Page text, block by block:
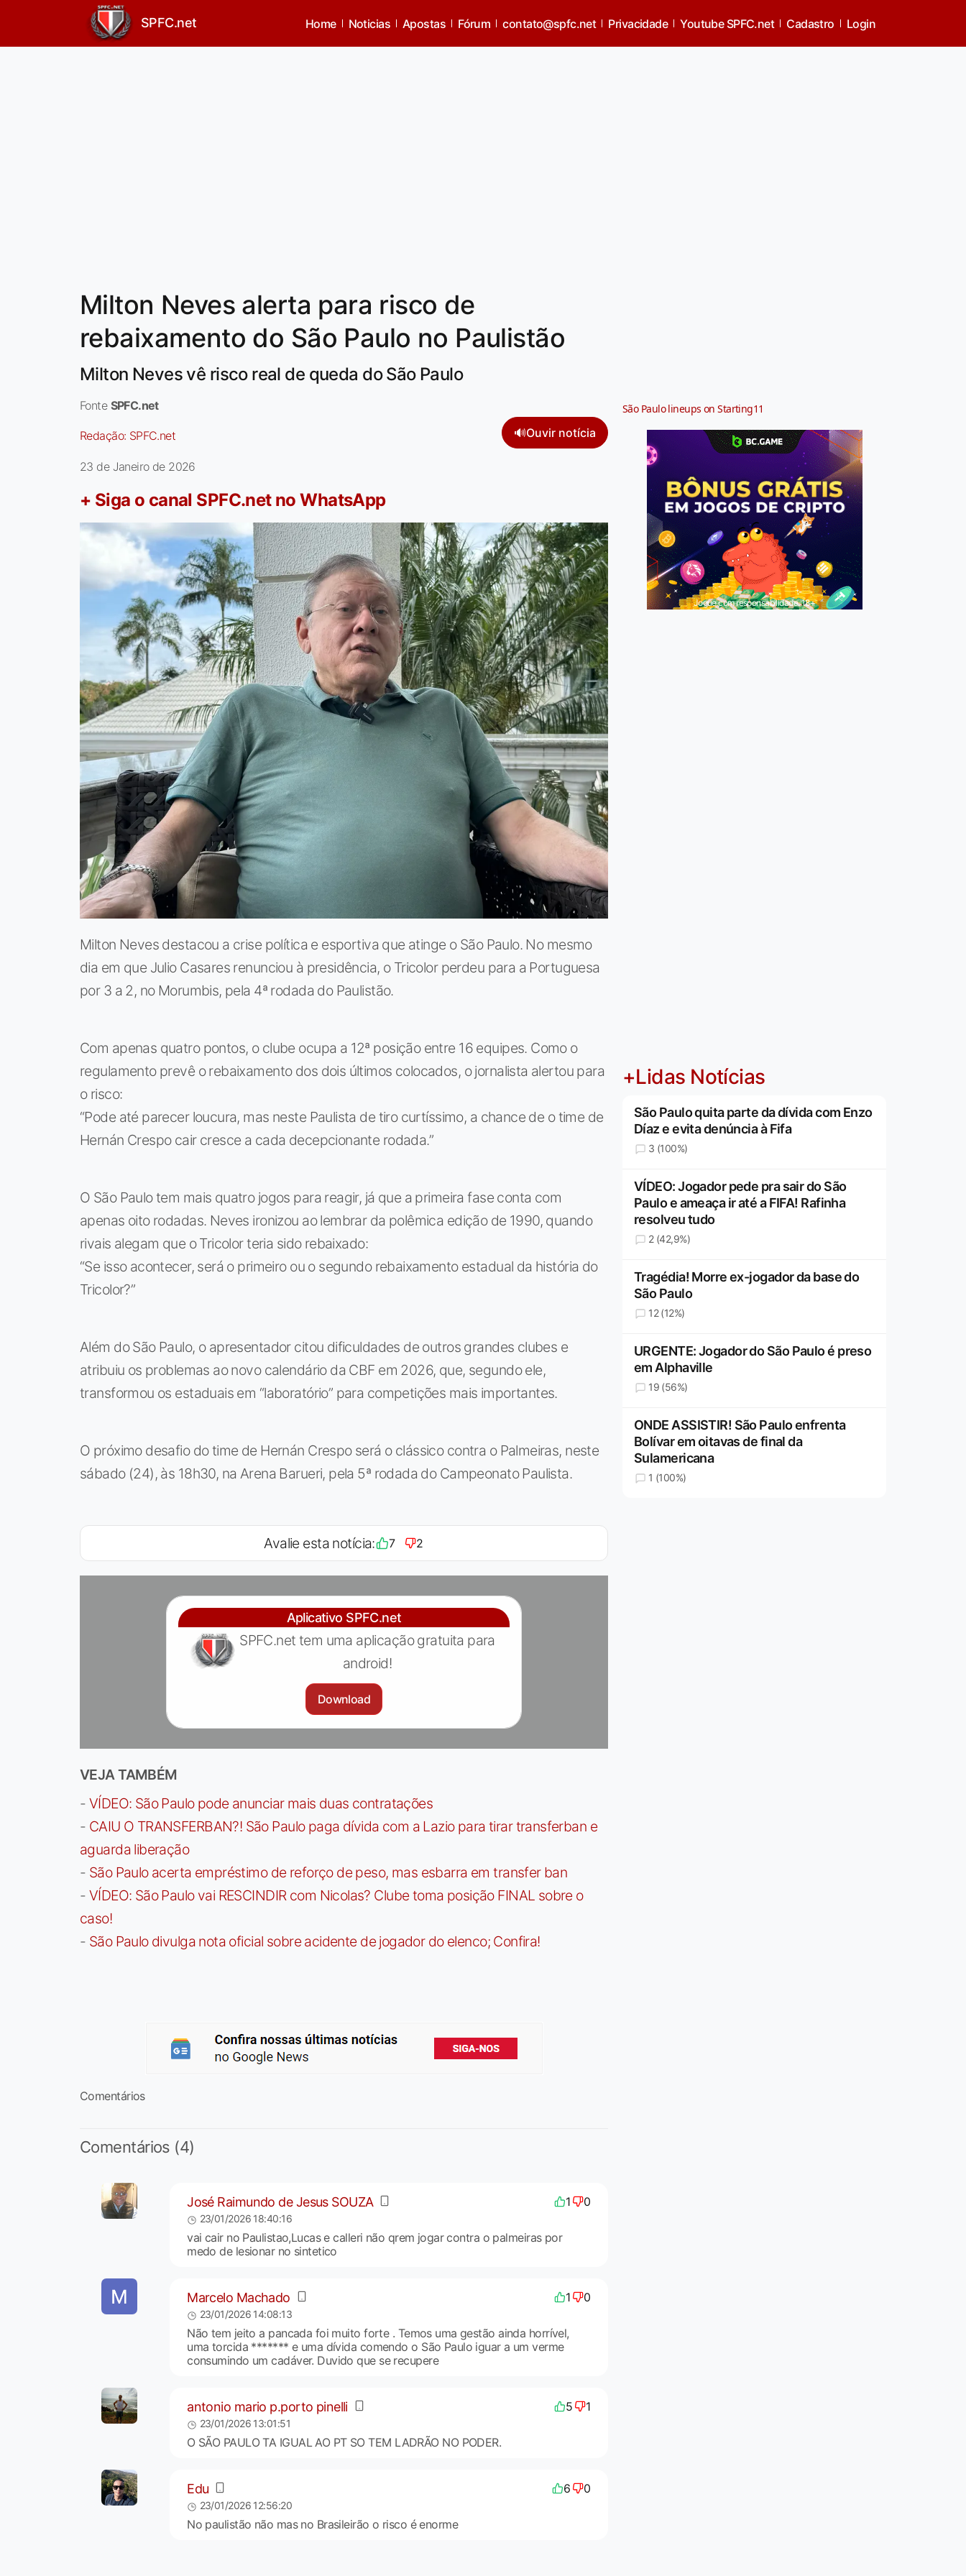
SPFC.net Home Noticias Apostas Fórum contato@spfc.net Privacidade Youtube SPFC.net Cadastro Login
Milton Neves alerta para risco de
rebaixamento do São Paulo no Paulistão
Milton Neves vê risco real de queda do São Paulo
Fonte SPFC.net
Redação: SPFC.net 🔊Ouvir notícia
23 de Janeiro de 2026
+ Siga o canal SPFC.net no WhatsApp
Milton Neves destacou a crise política e esportiva que atinge o São Paulo. No mesmo
dia em que Julio Casares renunciou à presidência, o Tricolor perdeu para a Portuguesa
por 3 a 2, no Morumbis, pela 4ª rodada do Paulistão.
Com apenas quatro pontos, o clube ocupa a 12ª posição entre 16 equipes. Como o
regulamento prevê o rebaixamento dos dois últimos colocados, o jornalista alertou para
o risco:
“Pode até parecer loucura, mas neste Paulista de tiro curtíssimo, a chance de o time de
Hernán Crespo cair cresce a cada decepcionante rodada.”
O São Paulo tem mais quatro jogos para reagir, já que a primeira fase conta com
apenas oito rodadas. Neves ironizou ao lembrar da polêmica edição de 1990, quando
rivais alegam que o Tricolor teria sido rebaixado:
“Se isso acontecer, será o primeiro ou o segundo rebaixamento estadual da história do
Tricolor?”
Além do São Paulo, o apresentador citou dificuldades de outros grandes clubes e
atribuiu os problemas ao novo calendário da CBF em 2026, que, segundo ele,
transformou os estaduais em “laboratório” para competições mais importantes.
O próximo desafio do time de Hernán Crespo será o clássico contra o Palmeiras, neste
sábado (24), às 18h30, na Arena Barueri, pela 5ª rodada do Campeonato Paulista.
Avalie esta notícia: 7 2
Aplicativo SPFC.net
SPFC.net tem uma aplicação gratuita para
android!
Download
VEJA TAMBÉM
- VÍDEO: São Paulo pode anunciar mais duas contratações
- CAIU O TRANSFERBAN?! São Paulo paga dívida com a Lazio para tirar transferban e
aguarda liberação
- São Paulo acerta empréstimo de reforço de peso, mas esbarra em transfer ban
- VÍDEO: São Paulo vai RESCINDIR com Nicolas? Clube toma posição FINAL sobre o
caso!
- São Paulo divulga nota oficial sobre acidente de jogador do elenco; Confira!
Comentários
Comentários (4)
José Raimundo de Jesus SOUZA 1 0
23/01/2026 18:40:16
vai cair no Paulistao,Lucas e calleri não qrem jogar contra o palmeiras por
medo de lesionar no sintetico
Marcelo Machado 1 0
23/01/2026 14:08:13
Não tem jeito a pancada foi muito forte . Temos uma gestão ainda horrível,
uma torcida ******* e uma dívida comendo o São Paulo iguar a um verme
consumindo um cadáver. Duvido que se recupere
antonio mario p.porto pinelli 5 1
23/01/2026 13:01:51
O SÃO PAULO TA IGUAL AO PT SO TEM LADRÃO NO PODER.
Edu 6 0
23/01/2026 12:56:20
No paulistão não mas no Brasileirão o risco é enorme
São Paulo lineups on Starting11
Jogue com responsabilidade. 18+
+Lidas Notícias
São Paulo quita parte da dívida com Enzo
Díaz e evita denúncia à Fifa
3 (100%)
VÍDEO: Jogador pede pra sair do São
Paulo e ameaça ir até a FIFA! Rafinha
resolveu tudo
2 (42,9%)
Tragédia! Morre ex-jogador da base do
São Paulo
12 (12%)
URGENTE: Jogador do São Paulo é preso
em Alphaville
19 (56%)
ONDE ASSISTIR! São Paulo enfrenta
Bolívar em oitavas de final da
Sulamericana
1 (100%)